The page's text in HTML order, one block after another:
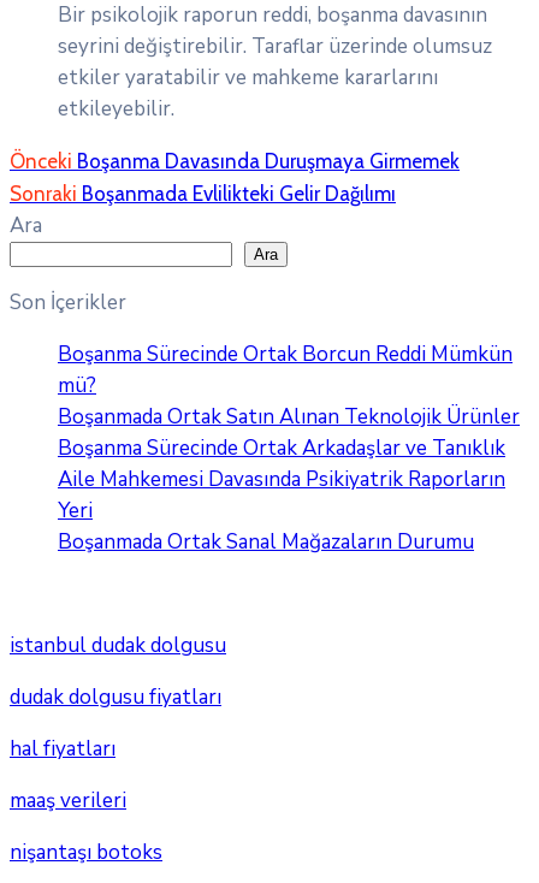
Bir psikolojik raporun reddi, boşanma davasının
seyrini değiştirebilir. Taraflar üzerinde olumsuz
etkiler yaratabilir ve mahkeme kararlarını
etkileyebilir.
Önceki Boşanma Davasında Duruşmaya Girmemek
Sonraki Boşanmada Evlilikteki Gelir Dağılımı
Ara
Ara
Son İçerikler
Boşanma Sürecinde Ortak Borcun Reddi Mümkün
mü?
Boşanmada Ortak Satın Alınan Teknolojik Ürünler
Boşanma Sürecinde Ortak Arkadaşlar ve Tanıklık
Aile Mahkemesi Davasında Psikiyatrik Raporların
Yeri
Boşanmada Ortak Sanal Mağazaların Durumu
istanbul dudak dolgusu
dudak dolgusu fiyatları
hal fiyatları
maaş verileri
nişantaşı botoks